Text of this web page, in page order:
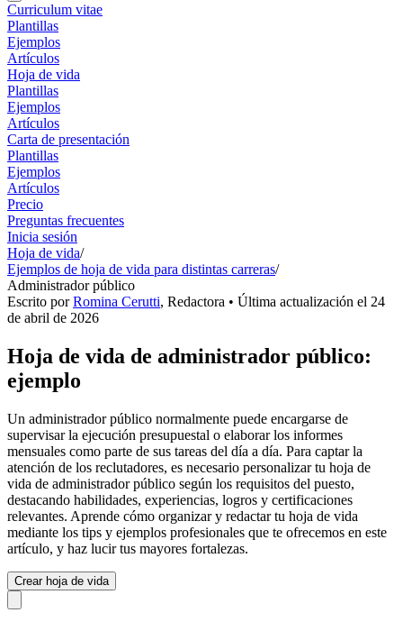
Curriculum vitae
Plantillas
Ejemplos
Artículos
Hoja de vida
Plantillas
Ejemplos
Artículos
Carta de presentación
Plantillas
Ejemplos
Artículos
Precio
Preguntas frecuentes
Inicia sesión
Hoja de vida/
Ejemplos de hoja de vida para distintas carreras/
Administrador público
Escrito porRomina Cerutti, Redactora • Última actualización el 24
de abril de 2026
Hoja de vida de administrador público:
ejemplo
Un administrador público normalmente puede encargarse de
supervisar la ejecución presupuestal o elaborar los informes
mensuales como parte de sus tareas del día a día. Para captar la
atención de los reclutadores, es necesario personalizar tu hoja de
vida de administrador público según los requisitos del puesto,
destacando habilidades, experiencias, logros y certificaciones
relevantes. Aprende cómo organizar y redactar tu hoja de vida
mediante los tips y ejemplos profesionales que te ofrecemos en este
artículo, y haz lucir tus mayores fortalezas.
Crear hoja de vida